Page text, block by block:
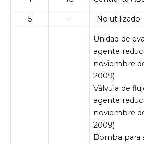
5 – -No utilizado-
Unidad de
agente
noviembre
2009)
Válvula de
agente
noviembre
2009)
Bomba para